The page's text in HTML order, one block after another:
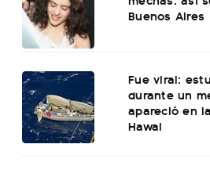
Buenos Aires
Fue viral:
durante un
apareció en
Hawai